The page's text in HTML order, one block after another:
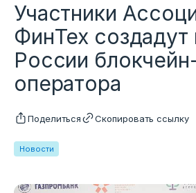
Документы
Новости
Участники
ФинТех создадут
России
оператора
Поделиться Скопировать ссылку